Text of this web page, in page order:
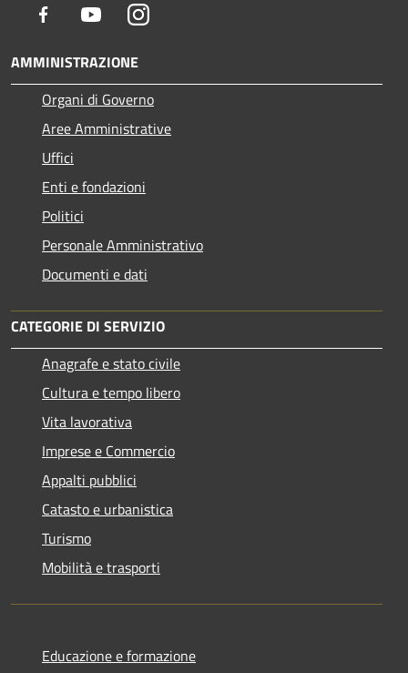
Facebook YoutubeInstagram
AMMINISTRAZIONE
Organi di Governo
Aree Amministrative
Uffici
Enti e fondazioni
Politici
Personale Amministrativo
Documenti e dati
CATEGORIE DI SERVIZIO
Anagrafe e stato civile
Cultura e tempo libero
Vita lavorativa
Imprese e Commercio
Appalti pubblici
Catasto e urbanistica
Turismo
Mobilità e trasporti
Educazione e formazione